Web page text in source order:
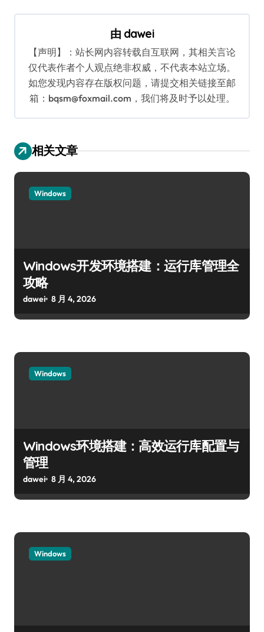
航
由 dawei
【声明】：站长网内容转载自互联网，其相关言论
仅代表作者个人观点绝非权威，不代表本站立场。
如您发现内容存在版权问题，请提交相关链接至邮
箱：bqsm@foxmail.com，我们将及时予以处理。
相关文章
Windows
Windows开发环境搭建：运行库管理全
攻略
dawei 8 月 4, 2026
Windows
Windows环境搭建：高效运行库配置与
管理
dawei 8 月 4, 2026
Windows